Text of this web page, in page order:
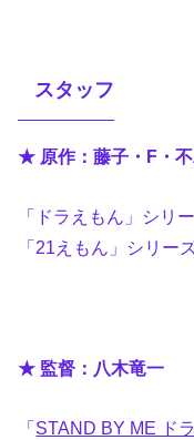
スタッフ
★ 原作：藤子・F・
「ドラえもん」シリ
「21えもん」シリー
★ 監督：八木竜一
「STAND BY ME ド